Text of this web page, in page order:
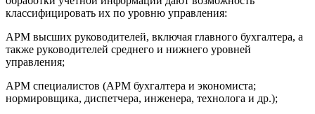
классифицировать их по уровню управления:
АРМ высших руководителей, включая главного бухгалтера, а
также руководителей среднего и нижнего уровней
управления;
АРМ специалистов (АРМ бухгалтера и экономиста;
нормировщика, диспетчера, инженера, технолога и др.);